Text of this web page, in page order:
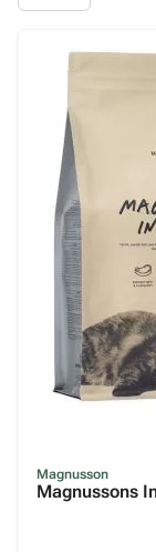
Grau
Lakefields
Lunderland
Markus
Mühle
Magnusson
Magnussons